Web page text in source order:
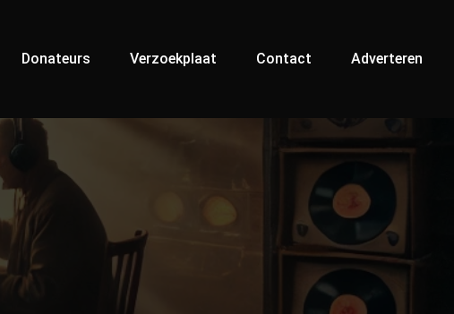
Donateurs Verzoekplaat Contact Adverteren